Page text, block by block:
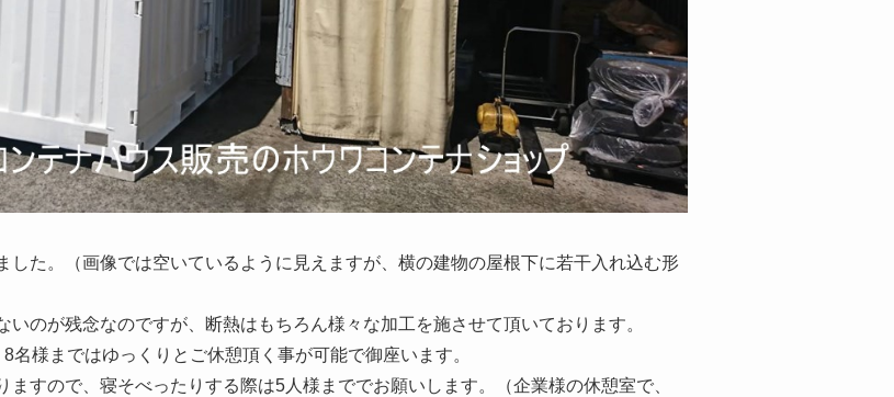
した。（画像では空いているように見えますが、横の建物の屋根下に若干入れ込む形
のが残念なのですが、断熱はもちろん様々な加工を施させて頂いております。
様まではゆっくりとご休憩頂く事が可能で御座います。
すので、寝そべったりする際は5人様まででお願いします。（企業様の休憩室で、